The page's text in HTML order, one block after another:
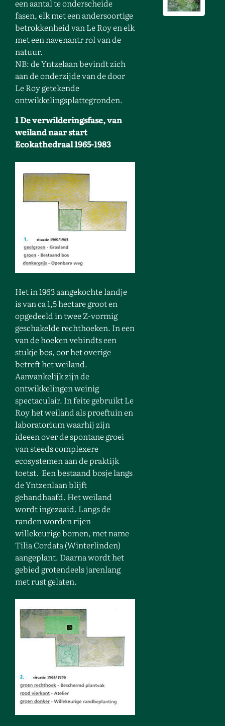
een aantal te onderscheide
fasen, elk met een andersoortige
betrokkenheid van Le Roy en elk
met een navenantr rol van de
natuur.
NB: de Yntzelaan bevindt zich
aan de onderzijde van de door
Le Roy getekende
ontwikkelingsplattegronden.
1 De verwilderingsfase, van
weiland naar start
Ecokathedraal 1965-1983
Het in 1963 aangekochte landje
is van ca 1,5 hectare groot en
opgedeeld in twee Z-vormig
geschakelde rechthoeken. In een
van de hoeken vebindts een
stukje bos, oor het overige
betreft het weiland.
Aanvankelijk zijn de
ontwikkelingen weinig
spectaculair. In feite gebruikt Le
Roy het weiland als proeftuin en
laboratorium waarhij zijn
ideeen over de spontane groei
van steeds complexere
ecosystemen aan de praktijk
toetst. Een bestaand bosje langs
de Yntzenlaan blijft
gehandhaafd. Het weiland
wordt ingezaaid. Langs de
randen worden rijen
willekeurige bomen, met name
Tilia Cordata (Winterlinden)
aangeplant. Daarna wordt het
gebied grotendeels jarenlang
met rust gelaten.